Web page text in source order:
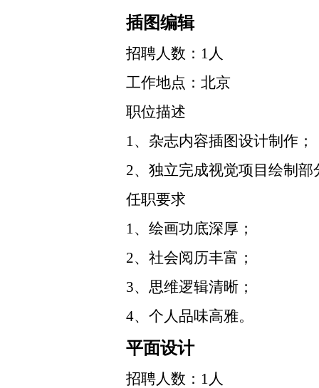
插图编辑
招聘人数：1人
工作地点：北京
职位描述
1、杂志内容插图设计制作；
2、独立完成视觉项目绘制部
任职要求
1、绘画功底深厚；
2、社会阅历丰富；
3、思维逻辑清晰；
4、个人品味高雅。
平面设计
招聘人数：1人